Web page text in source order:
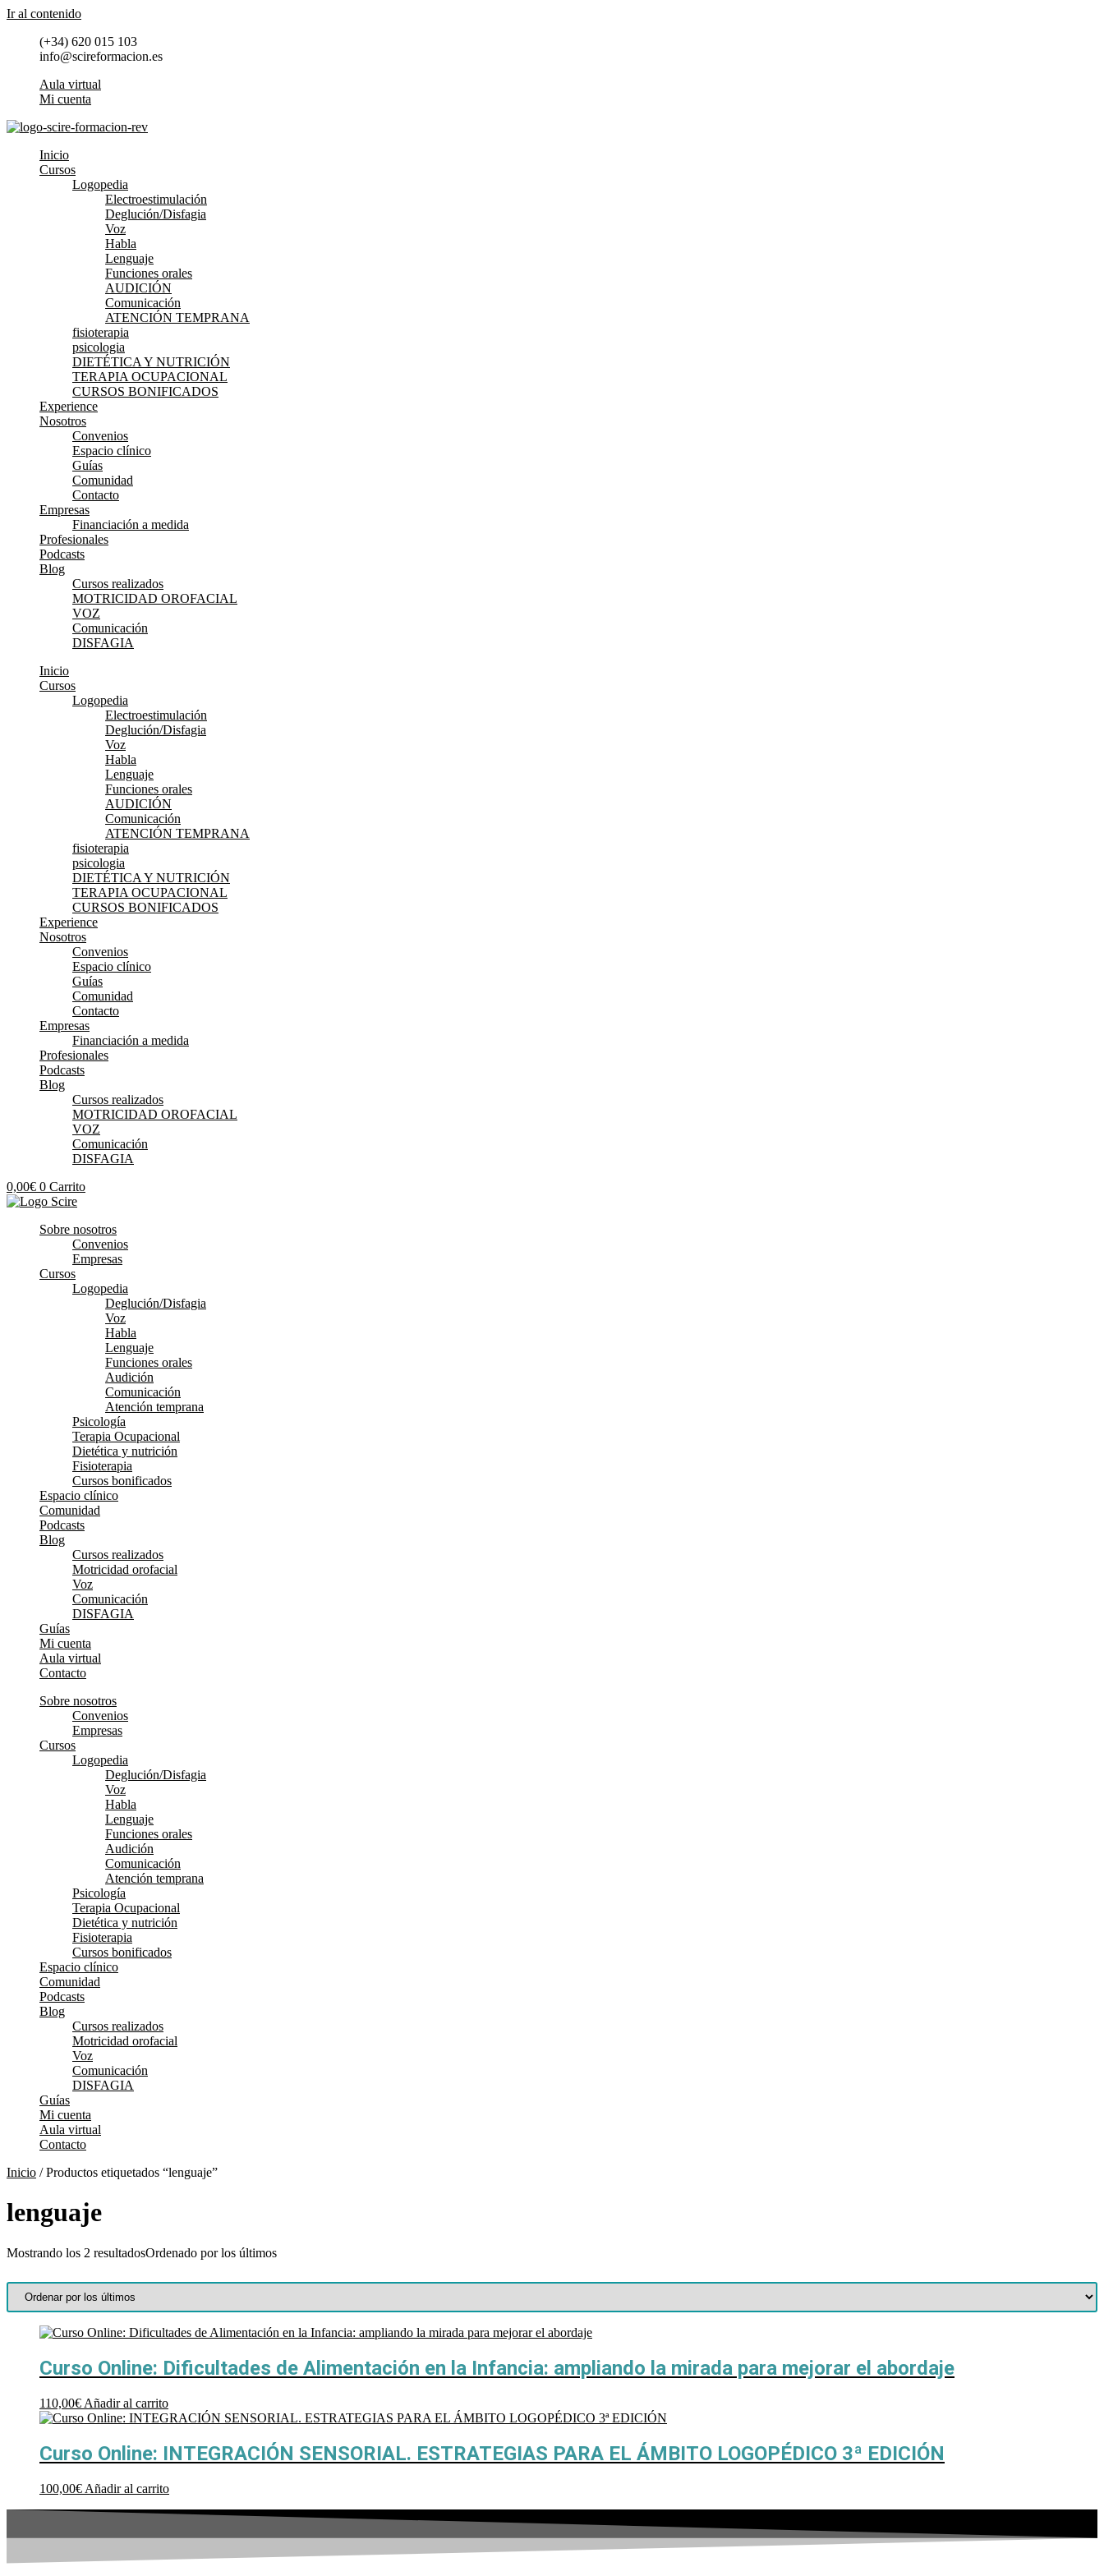
Ir al contenido
(+34) 620 015 103
info@scireformacion.es
Aula virtual
Mi cuenta
Inicio
Cursos
Logopedia
Electroestimulación
Deglución/Disfagia
Voz
Habla
Lenguaje
Funciones orales
AUDICIÓN
Comunicación
ATENCIÓN TEMPRANA
fisioterapia
psicologia
DIETÉTICA Y NUTRICIÓN
TERAPIA OCUPACIONAL
CURSOS BONIFICADOS
Experience
Nosotros
Convenios
Espacio clínico
Guías
Comunidad
Contacto
Empresas
Financiación a medida
Profesionales
Podcasts
Blog
Cursos realizados
MOTRICIDAD OROFACIAL
VOZ
Comunicación
DISFAGIA
Inicio
Cursos
Logopedia
Electroestimulación
Deglución/Disfagia
Voz
Habla
Lenguaje
Funciones orales
AUDICIÓN
Comunicación
ATENCIÓN TEMPRANA
fisioterapia
psicologia
DIETÉTICA Y NUTRICIÓN
TERAPIA OCUPACIONAL
CURSOS BONIFICADOS
Experience
Nosotros
Convenios
Espacio clínico
Guías
Comunidad
Contacto
Empresas
Financiación a medida
Profesionales
Podcasts
Blog
Cursos realizados
MOTRICIDAD OROFACIAL
VOZ
Comunicación
DISFAGIA
0,00€ 0 Carrito
Sobre nosotros
Convenios
Empresas
Cursos
Logopedia
Deglución/Disfagia
Voz
Habla
Lenguaje
Funciones orales
Audición
Comunicación
Atención temprana
Psicología
Terapia Ocupacional
Dietética y nutrición
Fisioterapia
Cursos bonificados
Espacio clínico
Comunidad
Podcasts
Blog
Cursos realizados
Motricidad orofacial
Voz
Comunicación
DISFAGIA
Guías
Mi cuenta
Aula virtual
Contacto
Sobre nosotros
Convenios
Empresas
Cursos
Logopedia
Deglución/Disfagia
Voz
Habla
Lenguaje
Funciones orales
Audición
Comunicación
Atención temprana
Psicología
Terapia Ocupacional
Dietética y nutrición
Fisioterapia
Cursos bonificados
Espacio clínico
Comunidad
Podcasts
Blog
Cursos realizados
Motricidad orofacial
Voz
Comunicación
DISFAGIA
Guías
Mi cuenta
Aula virtual
Contacto
Inicio / Productos etiquetados “lenguaje”
lenguaje
Mostrando los 2 resultadosOrdenado por los últimos
Curso Online: Dificultades de Alimentación en la Infancia: ampliando la mirada para mejorar el abordaje
110,00€ Añadir al carrito
Curso Online: INTEGRACIÓN SENSORIAL. ESTRATEGIAS PARA EL ÁMBITO LOGOPÉDICO 3ª EDICIÓN
100,00€ Añadir al carrito